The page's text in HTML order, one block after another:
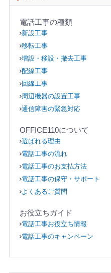
電話工事の種類
新設工事
移転工事
増設・移設・撤去工事
配線工事
回線工事
周辺機器の設置工事
通信障害の緊急対応
OFFICE110について
選ばれる理由
電話工事の流れ
電話工事のお支払方法
電話工事の保守・サポート
よくあるご質問
お役立ちガイド
電話工事お役立ち情報
電話工事のキャンペーン